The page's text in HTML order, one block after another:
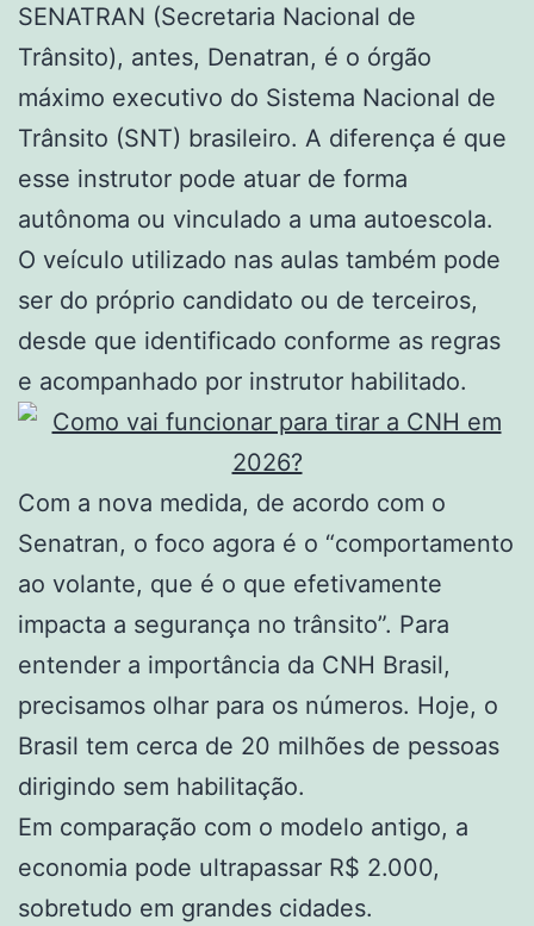
SENATRAN (Secretaria Nacional de
Trânsito), antes, Denatran, é o órgão
máximo executivo do Sistema Nacional de
Trânsito (SNT) brasileiro. A diferença é que
esse instrutor pode atuar de forma
autônoma ou vinculado a uma autoescola.
O veículo utilizado nas aulas também pode
ser do próprio candidato ou de terceiros,
desde que identificado conforme as regras
e acompanhado por instrutor habilitado.
Com a nova medida, de acordo com o
Senatran, o foco agora é o “comportamento
ao volante, que é o que efetivamente
impacta a segurança no trânsito”. Para
entender a importância da CNH Brasil,
precisamos olhar para os números. Hoje, o
Brasil tem cerca de 20 milhões de pessoas
dirigindo sem habilitação.
Em comparação com o modelo antigo, a
economia pode ultrapassar R$ 2.000,
sobretudo em grandes cidades.